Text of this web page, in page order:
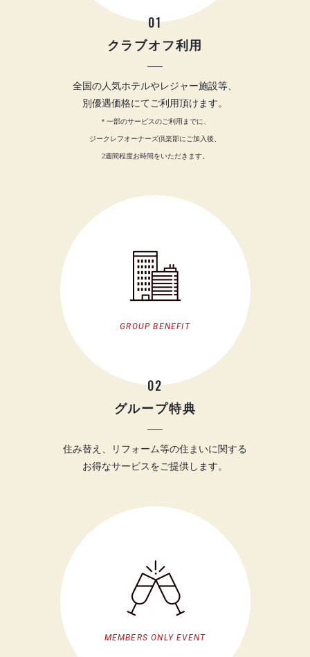
01
クラブオフ利用
全国の人気ホテルやレジャー施設等、
別優遇価格にてご利用頂けます。
＊一部のサービスのご利用までに、
ジークレフオーナーズ倶楽部にご加入後、
2週間程度お時間をいただきます。
GROUP BENEFIT
02
グループ特典
住み替え、リフォーム等の住まいに関する
お得なサービスをご提供します。
MEMBERS ONLY EVENT